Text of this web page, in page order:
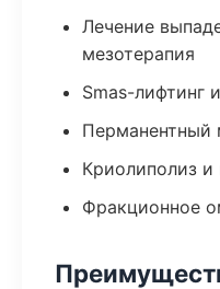
Лечение
мезотерапия
Smas-лифтинг
Перманентный
Криолиполиз и
Фракционное